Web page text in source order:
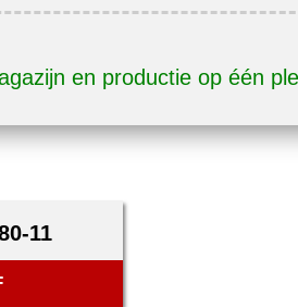
en productie op één
11